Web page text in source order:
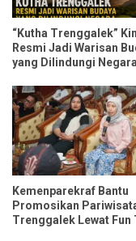
“Kutha Trenggalek”
Resmi Jadi Warisan
yang Dilindungi Negara
Kemenparekraf Bantu
Promosikan
Trenggalek Lewat Fun